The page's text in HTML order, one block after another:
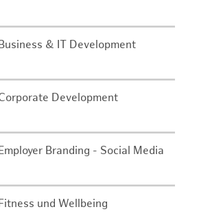
& IT Development
Development
Branding - Social Media
und Wellbeing